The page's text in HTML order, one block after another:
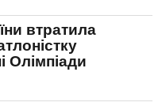
втратила
Олімпіади